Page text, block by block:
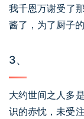
我千恩万谢受了
酱了，为了厨子的
3、
大约世间之人多
识的赤忱，未受